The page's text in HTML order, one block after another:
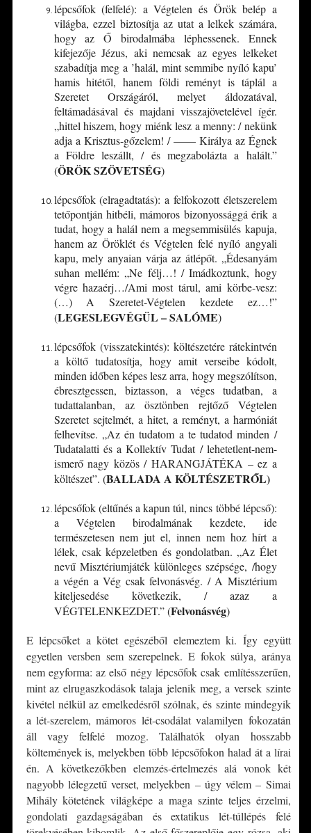
lépcsőfok (felfelé): a Végtelen és Örök belép a
világba, ezzel biztosítja az utat a lelkek számára,
hogy az Ő birodalmába léphessenek. Ennek
kifejezője Jézus, aki nemcsak az egyes lelkeket
szabadítja meg a ’halál, mint semmibe nyíló kapu’
hamis hitétől, hanem földi reményt is táplál a
Szeretet Országáról, melyet áldozatával,
feltámadásával és majdani visszajövetelével ígér.
„hittel hiszem, hogy miénk lesz a menny: / nekünk
adja a Krisztus-gőzelem! / –––– Királya az Égnek
a Földre leszállt, / és megzabolázta a halált.”
(ÖRÖK SZÖVETSÉG)
lépcsőfok (elragadtatás): a felfokozott életszerelem
tetőpontján hitbéli, mámoros bizonyossággá érik a
tudat, hogy a halál nem a megsemmisülés kapuja,
hanem az Öröklét és Végtelen felé nyíló angyali
kapu, mely anyaian várja az átlépőt. „Édesanyám
suhan mellém: „Ne félj…! / Imádkoztunk, hogy
végre hazaérj…/Ami most tárul, ami körbe-vesz:
(…) A Szeretet-Végtelen kezdete ez…!”
(LEGESLEGVÉGÜL – SALÓME)
lépcsőfok (visszatekintés): költészetére rátekintvén
a költő tudatosítja, hogy amit verseibe kódolt,
minden időben képes lesz arra, hogy megszólítson,
ébresztgessen, biztasson, a véges tudatban, a
tudattalanban, az ösztönben rejtőző Végtelen
Szeretet sejtelmét, a hitet, a reményt, a harmóniát
felhevítse. „Az én tudatom a te tudatod minden /
Tudatalatti és a Kollektív Tudat / lehetetlent-nem-
ismerő nagy közös / HARANGJÁTÉKA – ez a
költészet”. (BALLADA A KÖLTÉSZETRŐL)
lépcsőfok (eltűnés a kapun túl, nincs többé lépcső):
a Végtelen birodalmának kezdete, ide
természetesen nem jut el, innen nem hoz hírt a
lélek, csak képzeletben és gondolatban. „Az Élet
nevű Misztériumjáték különleges szépsége, /hogy
a végén a Vég csak felvonásvég. / A Misztérium
kiteljesedése következik, / azaz a
VÉGTELENKEZDET.” (Felvonásvég)
E lépcsőket a kötet egészéből elemeztem ki. Így együtt
egyetlen versben sem szerepelnek. E fokok súlya, aránya
nem egyforma: az első négy lépcsőfok csak említésszerűen,
mint az elrugaszkodások talaja jelenik meg, a versek szinte
kivétel nélkül az emelkedésről szólnak, és szinte mindegyik
a lét-szerelem, mámoros lét-csodálat valamilyen fokozatán
áll vagy felfelé mozog. Találhatók olyan hosszabb
költemények is, melyekben több lépcsőfokon halad át a lírai
én. A következőkben elemzés-értelmezés alá vonok két
nagyobb lélegzetű verset, melyekben – úgy vélem – Simai
Mihály kötetének világképe a maga szinte teljes érzelmi,
gondolati gazdagságában és extatikus lét-túllépés felé